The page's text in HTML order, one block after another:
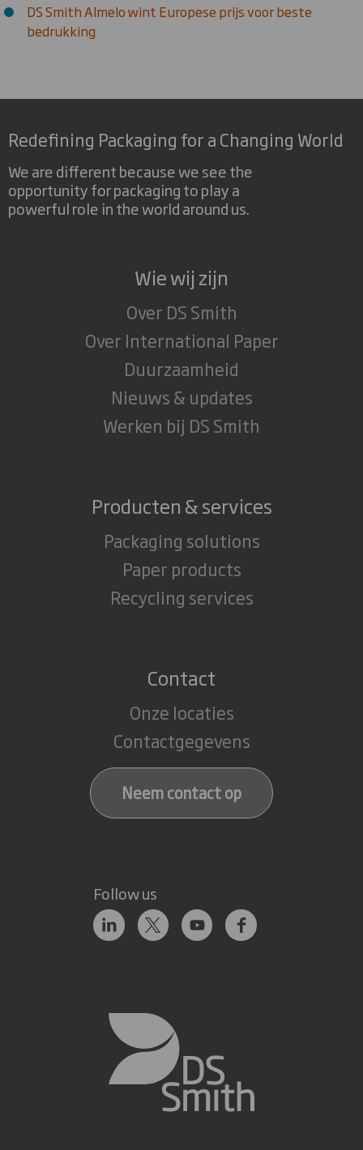
DS Smith Almelo wint Europese prijs voor beste
bedrukking
Redefining Packaging for a Changing World
We are different because we see the
opportunity for packaging to play a
powerful role in the world around us.
Wie wij zijn
Over DS Smith
Over International Paper
Duurzaamheid
Nieuws & updates
Werken bij DS Smith
Producten & services
Packaging solutions
Paper products
Recycling services
Contact
Onze locaties
Contactgegevens
Neem contact op
Follow us